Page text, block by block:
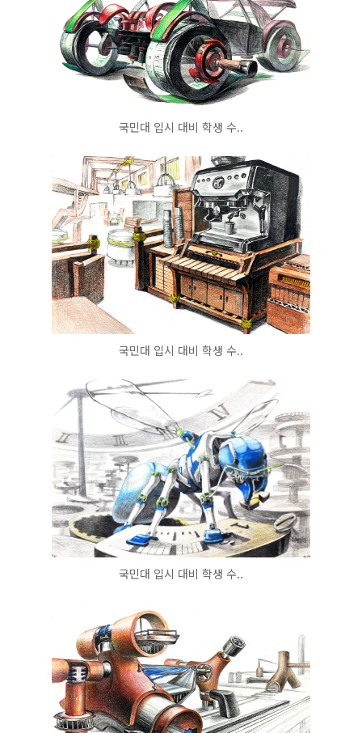
국민대 입시 대비 학생 수..
국민대 입시 대비 학생 수..
국민대 입시 대비 학생 수..